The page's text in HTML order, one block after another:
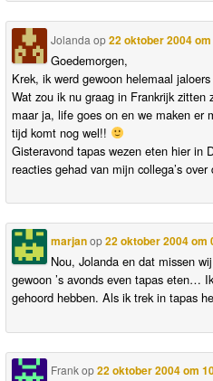
Jolanda op22 oktober 2004
Goedemorgen,
Krek, ik werd gewoon helemaal
Wat zou ik nu graag in Frankrijk zitten
maar ja, life goes on en we maken er
tijd komt nog wel!!
Gisteravond tapas wezen eten hier in
reacties gehad van mijn collega’s
marjanop22 oktober 2004 om
Nou, Jolanda en dat missen
gewoon ’s avonds even tapas eten…
gehoord hebben. Als ik trek in tapas
Frankop22 oktober 2004 om